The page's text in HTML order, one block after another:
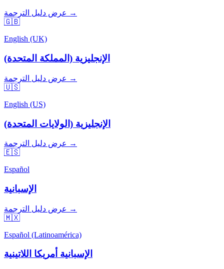
عرض دليل الترجمة →
🇬🇧
English (UK)
الإنجليزية (المملكة المتحدة)
عرض دليل الترجمة →
🇺🇸
English (US)
الإنجليزية (الولايات المتحدة)
عرض دليل الترجمة →
🇪🇸
Español
الإسبانية
عرض دليل الترجمة →
🇲🇽
Español (Latinoamérica)
الإسبانية أمريكا اللاتينية